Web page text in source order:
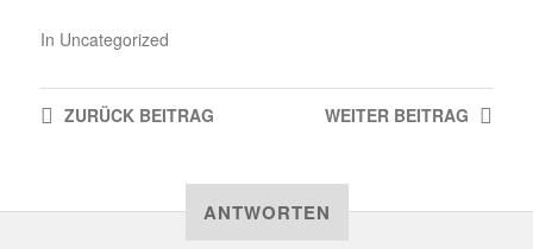
In Uncategorized
WEITER BEITRAG
ZURÜCKBEITRAG
ANTWORTEN